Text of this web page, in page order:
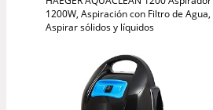
1200W, Aspiración con Filtro de
Aspirar sólidos y líquidos